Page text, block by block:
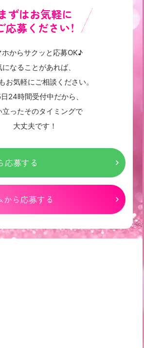
まずはお気軽に
応募ください！
ホからサクッと応募OK♪
になることがあれば、
お気軽にご相談ください。
24時間受付中だから、
立ったそのタイミングで
大丈夫です！
応募する
から応募する